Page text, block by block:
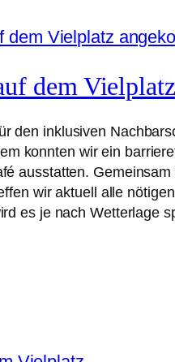
dem
den inklusiven
konnten wir ein
ausstatten.
wir aktuell alle
es je nach Wetterlage